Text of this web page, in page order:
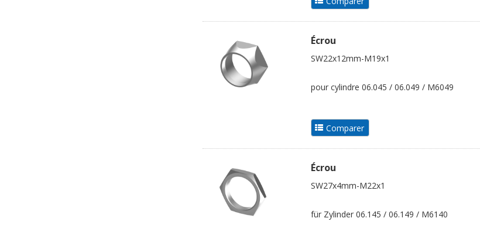
Écrou
SW22x12mm-M19x1
pour cylindre 06.045 / 06.049 / M6049
Écrou
SW27x4mm-M22x1
für Zylinder 06.145 / 06.149 / M6140